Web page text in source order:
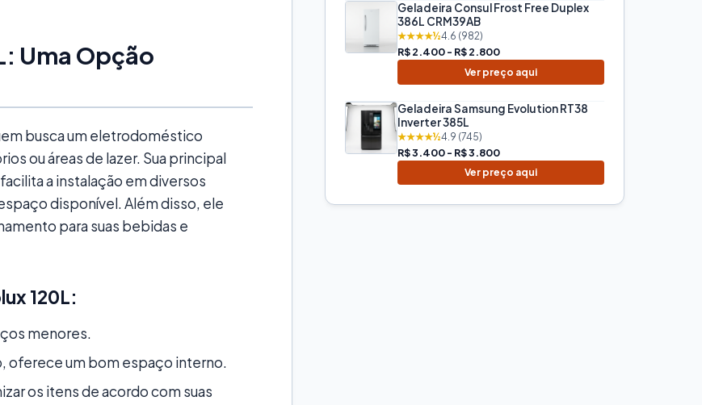
Uma Opção
busca um eletrodoméstico
ou áreas de lazer. Sua principal
a instalação em diversos
disponível. Além disso, ele
para suas bebidas e
120L:
menores.
oferece um bom espaço interno.
os itens de acordo com suas
Geladeira Consul Frost Free Duplex
386L CRM39AB
★★★★½4.6 (982)
R$ 2.400 - R$ 2.800
Ver preço aqui
Geladeira Samsung Evolution RT38
Inverter 385L
★★★★½4.9 (745)
R$ 3.400 - R$ 3.800
Ver preço aqui